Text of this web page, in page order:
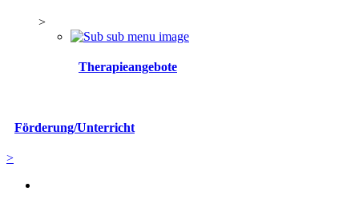
>
Therapieangebote
Förderung/Unterricht
>